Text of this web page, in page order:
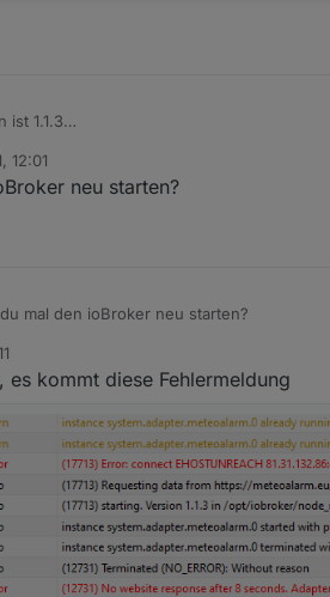
ist 1.1.3
12:01
neu starten?
mal den ioBroker neu starten?
es kommt diese Fehlermeldung